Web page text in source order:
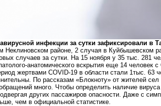
инфекции за сутки зафиксировали в
Неклиновском районе, 2 случая в Куйбышевском
случаев за сутки. На 15 ноября у 35 тыс. 281
анатомического вскрытия еще 14 человек с
жертвами COVID-19 в области стали 1тыс. 63
По рассказам «Блокноту» от жителей сел
много. Чтобы определить наличие
других пассажиров опасности. Даже с
чем в официальной статистике.